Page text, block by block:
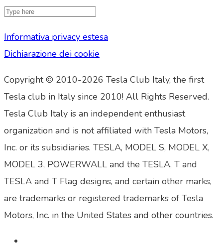
Informativa privacy estesa
Dichiarazione dei cookie
Copyright © 2010-2026 Tesla Club Italy, the first
Tesla club in Italy since 2010! All Rights Reserved.
Tesla Club Italy is an independent enthusiast
organization and is not affiliated with Tesla Motors,
Inc. or its subsidiaries. TESLA, MODEL S, MODEL X,
MODEL 3, POWERWALL and the TESLA, T and
TESLA and T Flag designs, and certain other marks,
are trademarks or registered trademarks of Tesla
Motors, Inc. in the United States and other countries.